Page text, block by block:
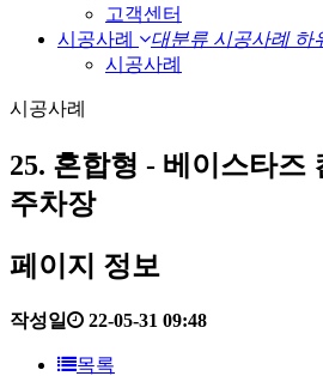
고객센터
시공사례
대분류 시공사례 하
시공사례
시공사례
25. 혼합형 - 베이스타즈
주차장
페이지 정보
작성일 22-05-31 09:48
목록